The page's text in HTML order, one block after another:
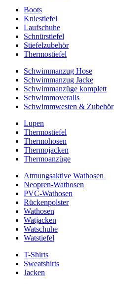
Boots
Kniestiefel
Laufschuhe
Schnürstiefel
Stiefelzubehör
Thermostiefel
Schwimmanzug Hose
Schwimmanzug Jacke
Schwimmanzüge komplett
Schwimmoveralls
Schwimmwesten & Zubehör
Lupen
Thermostiefel
Thermohosen
Thermojacken
Thermoanzüge
Atmungsaktive Wathosen
Neopren-Wathosen
PVC-Wathosen
Rückenpolster
Wathosen
Watjacken
Watschuhe
Watstiefel
T-Shirts
Sweatshirts
Jacken